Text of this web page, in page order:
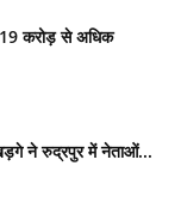
करोड़ से अधिक
ने रुद्रपुर में नेताओं...